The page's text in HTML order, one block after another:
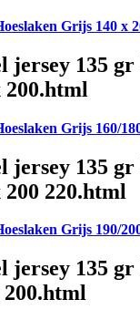
Grijs 140 x
jersey 135 gr
200.html
Grijs 160/
jersey 135 gr
220.html
Grijs 190/
jersey 135
200.html